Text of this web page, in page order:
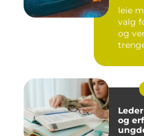
leie
valg
og
og